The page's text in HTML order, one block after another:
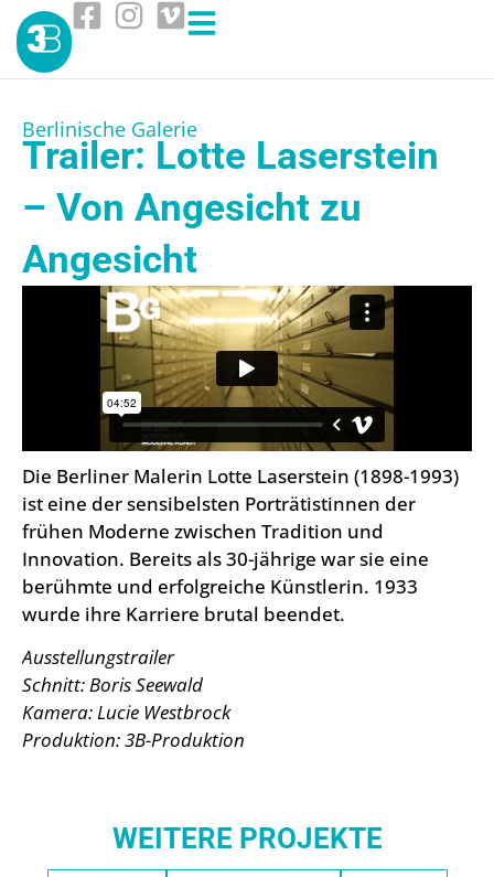
Berlinische Galerie
Trailer: Lotte Laserstein
– Von Angesicht zu
Angesicht
Die Berliner Malerin Lotte Laserstein (1898-1993)
ist eine der sensibelsten Porträtistinnen der
frühen Moderne zwischen Tradition und
Innovation. Bereits als 30-jährige war sie eine
berühmte und erfolgreiche Künstlerin. 1933
wurde ihre Karriere brutal beendet.
Ausstellungstrailer
Schnitt: Boris Seewald
Kamera: Lucie Westbrock
Produktion: 3B-Produktion
WEITERE PROJEKTE